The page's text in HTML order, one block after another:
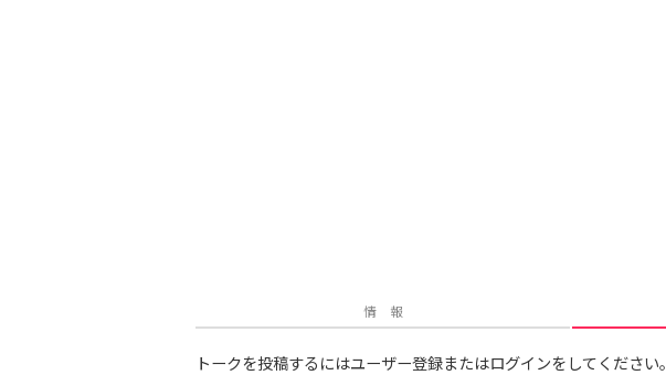
情 報
トークを投稿するにはユーザー登録またはログインをしてください。